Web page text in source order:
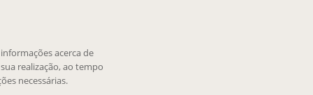
acerca de
realização, ao tempo
necessárias.